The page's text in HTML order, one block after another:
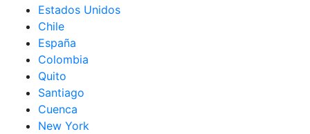
Estados Unidos
Chile
España
Colombia
Quito
Santiago
Cuenca
New York